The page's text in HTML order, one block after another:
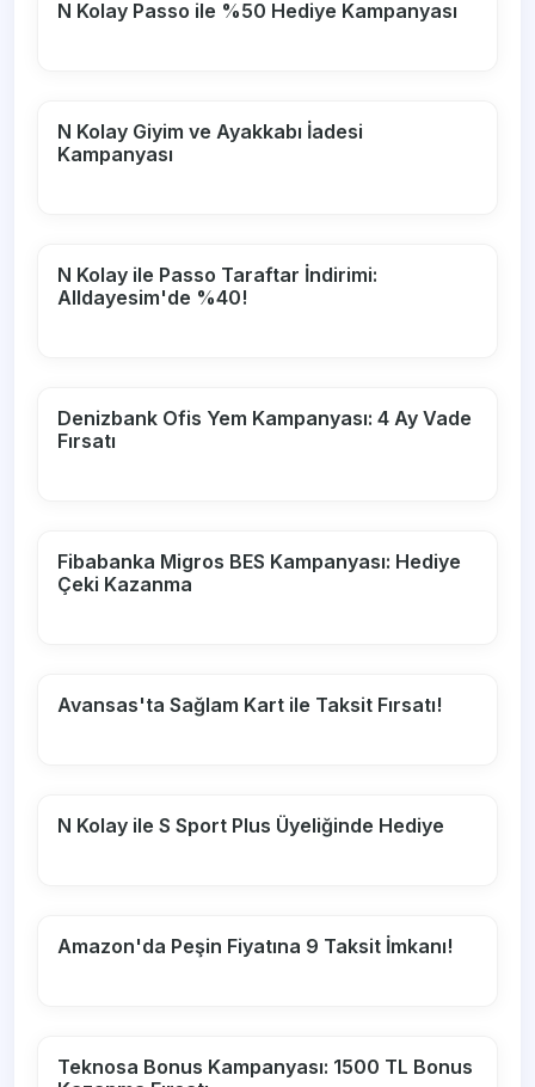
N Kolay Passo ile %50 Hediye Kampanyası
N Kolay Giyim ve Ayakkabı İadesi
Kampanyası
N Kolay ile Passo Taraftar İndirimi:
Alldayesim'de %40!
Denizbank Ofis Yem Kampanyası: 4 Ay Vade
Fırsatı
Fibabanka Migros BES Kampanyası: Hediye
Çeki Kazanma
Avansas'ta Sağlam Kart ile Taksit Fırsatı!
N Kolay ile S Sport Plus Üyeliğinde Hediye
Amazon'da Peşin Fiyatına 9 Taksit İmkanı!
Teknosa Bonus Kampanyası: 1500 TL Bonus